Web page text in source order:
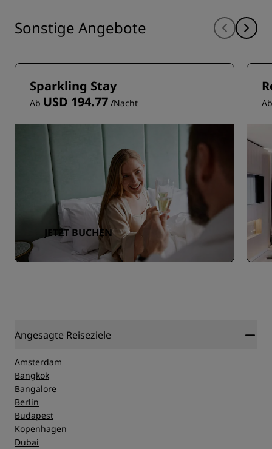
Sonstige Angebote
Sparkling Stay
Ab USD 194.77 /Nacht
JETZT BUCHEN
Angesagte Reiseziele
Amsterdam
Bangkok
Bangalore
Berlin
Budapest
Kopenhagen
Dubai